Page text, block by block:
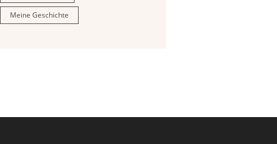
Meine Geschichte